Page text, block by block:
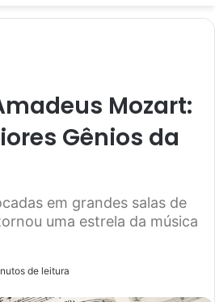
Mozart:
Gênios da
em grandes salas de
uma estrela da música
de leitura